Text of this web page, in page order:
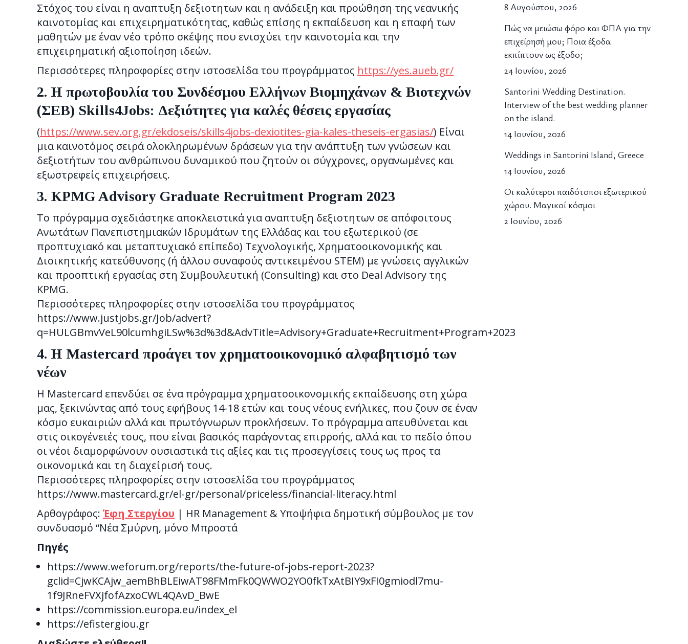
Στόχος του είναι η αναπτυξη δεξιοτητων και η ανάδειξη και προώθηση της νεανικής
καινοτομίας και επιχειρηματικότητας, καθώς επίσης η εκπαίδευση και η επαφή των
μαθητών με έναν νέο τρόπο σκέψης που ενισχύει την καινοτομία και την
επιχειρηματική αξιοποίηση ιδεών.
Περισσότερες πληροφορίες στην ιστοσελίδα του προγράμματος https://yes.aueb.gr/
2. Η πρωτοβουλία του Συνδέσμου Ελλήνων Βιομηχάνων & Βιοτεχνών
(ΣΕΒ) Skills4Jobs: Δεξιότητες για καλές θέσεις εργασίας
(https://www.sev.org.gr/ekdoseis/skills4jobs-dexiotites-gia-kales-theseis-ergasias/) Είναι
μια καινοτόμος σειρά ολοκληρωμένων δράσεων για την ανάπτυξη των γνώσεων και
δεξιοτήτων του ανθρώπινου δυναμικού που ζητούν οι σύγχρονες, οργανωμένες και
εξωστρεφείς επιχειρήσεις.
3. KPMG Advisory Graduate Recruitment Program 2023
Το πρόγραμμα σχεδιάστηκε αποκλειστικά για αναπτυξη δεξιοτητων σε απόφοιτους
Ανωτάτων Πανεπιστημιακών Ιδρυμάτων της Ελλάδας και του εξωτερικού (σε
προπτυχιακό και μεταπτυχιακό επίπεδο) Τεχνολογικής, Χρηματοοικονομικής και
Διοικητικής κατεύθυνσης (ή άλλου συναφούς αντικειμένου STEM) με γνώσεις αγγλικών
και προοπτική εργασίας στη Συμβουλευτική (Consulting) και στο Deal Advisory της
KPMG.
Περισσότερες πληροφορίες στην ιστοσελίδα του προγράμματος
https://www.justjobs.gr/Job/advert?
q=HULGBmvVeL90lcumhgiLSw%3d%3d&AdvTitle=Advisory+Graduate+Recruitment+Program+2023
4. Η Mastercard προάγει τον χρηματοοικονομικό αλφαβητισμό των
νέων
Η Mastercard επενδύει σε ένα πρόγραμμα χρηματοοικονομικής εκπαίδευσης στη χώρα
μας, ξεκινώντας από τους εφήβους 14-18 ετών και τους νέους ενήλικες, που ζουν σε έναν
κόσμο ευκαιριών αλλά και πρωτόγνωρων προκλήσεων. Το πρόγραμμα απευθύνεται και
στις οικογένειές τους, που είναι βασικός παράγοντας επιρροής, αλλά και το πεδίο όπου
οι νέοι διαμορφώνουν ουσιαστικά τις αξίες και τις προσεγγίσεις τους ως προς τα
οικονομικά και τη διαχείρισή τους.
Περισσότερες πληροφορίες στην ιστοσελίδα του προγράμματος
https://www.mastercard.gr/el-gr/personal/priceless/financial-literacy.html
Αρθογράφος: Έφη Στεργίου | HR Management & Υποψήφια δημοτική σύμβουλος με τον
συνδυασμό “Νέα Σμύρνη, μόνο Μπροστά
Πηγές
https://www.weforum.org/reports/the-future-of-jobs-report-2023?
gclid=CjwKCAjw_aemBhBLEiwAT98FMmFk0QWWO2YO0fkTxAtBIY9xFI0gmiodl7mu-
1f9JRneFVXjfofAzxoCWL4QAvD_BwE
https://commission.europa.eu/index_el
https://efistergiou.gr
8 Αυγούστου, 2026
Πώς να μειώσω φόρο και ΦΠΑ για την
επιχείρησή μου; Ποια έξοδα
εκπίπτουν ως έξοδο;
24 Ιουνίου, 2026
Santorini Wedding Destination.
Interview of the best wedding planner
on the island.
14 Ιουνίου, 2026
Weddings in Santorini Island, Greece
14 Ιουνίου, 2026
Οι καλύτεροι παιδότοποι εξωτερικού
χώρου. Μαγικοί κόσμοι
2 Ιουνίου, 2026